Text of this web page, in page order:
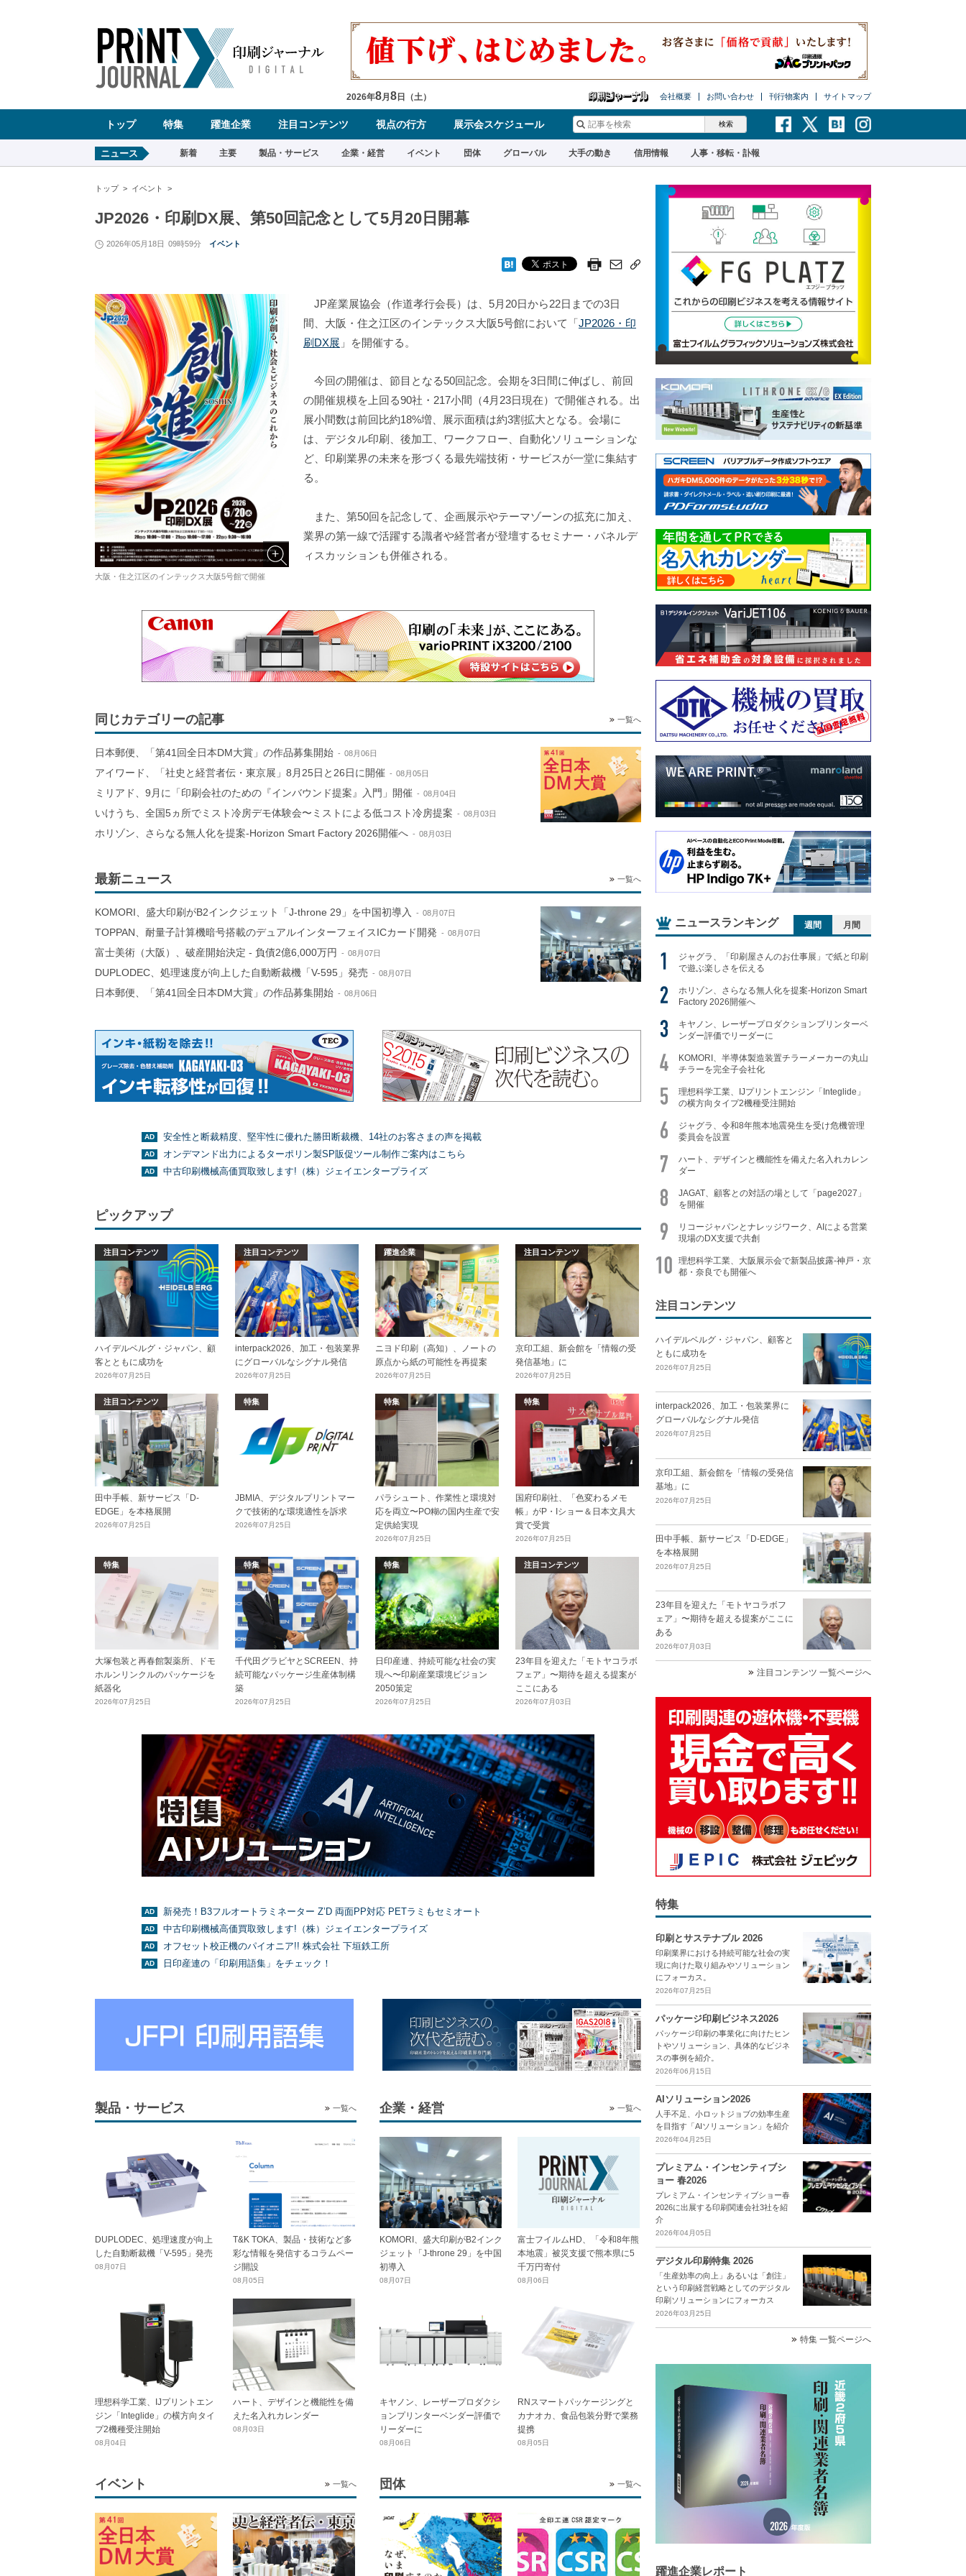
ア
ゲ
ン
2026年8月 8 日（土） 会社概要 お問い合わせ 刊行物案内 サイトマップ
トップ 特集 躍進企業 注目コンテンツ 視点の行方 展示会スケジュール
ニュース 新着 主要 製品・サービス 企業・経営 イベント 団体 グローバル 大手の動き 信用情報 人事・移転・訃報
トップ イベント
JP2026・印刷DX展、第50回記念として5月20日開幕
2026年05月18日 09時59分 イベント
大阪・住之江区のインテックス大阪5号館で開催
JP産業展協会（作道孝行会長）は、5月20日から22日までの3日
間、大阪・住之江区のインテックス大阪5号館において「JP2026・印
刷DX展 」を開催する。
今回の開催は、節目となる50回記念。会期を3日間に伸ばし、前回
の開催規模を上回る90社・217小間（4月23日現在）で開催される。出
展小間数は前回比約18%増、展示面積は約3割拡大となる。会場に
は、デジタル印刷、後加工、ワークフロー、自動化ソリューションな
ど、印刷業界の未来を形づくる最先端技術・サービスが一堂に集結す
る。
また、第50回を記念して、企画展示やテーマゾーンの拡充に加え、
業界の第一線で活躍する識者や経営者が登壇するセミナー・パネルデ
ィスカッションも併催される。
同じカテゴリーの記事 一覧へ
日本郵便、「第41回全日本DM大賞」の作品募集開始 08月06日
アイワード、「社史と経営者伝・東京展」8月25日と26日に開催 08月05日
ミリアド、9月に「印刷会社のための『インバウンド提案』入門」開催 08月04日
いけうち、全国5ヵ所でミスト冷房デモ体験会〜ミストによる低コスト冷房提案 08月03日
ホリゾン、さらなる無人化を提案-Horizon Smart Factory 2026開催へ 08月03日
最新ニュース 一覧へ
KOMORI、盛大印刷がB2インクジェット「J-throne 29」を中国初導入 08月07日
TOPPAN、耐量子計算機暗号搭載のデュアルインターフェイスICカード開発 08月07日
富士美術（大阪）、破産開始決定 - 負債2億6,000万円 08月07日
DUPLODEC、処理速度が向上した自動断裁機「V-595」発売 08月07日
日本郵便、「第41回全日本DM大賞」の作品募集開始 08月06日
安全性と断裁精度、堅牢性に優れた勝田断裁機、14社のお客さまの声を掲載
オンデマンド出力によるターポリン製SP販促ツール制作ご案内はこちら
中古印刷機械高価買取致します!（株）ジェイエンタープライズ
ピックアップ
注目コンテンツ
ハイデルベルグ・ジャパン、顧
客とともに成功を
2026年07月25日
注目コンテンツ
interpack2026、加工・包装業界
にグローバルなシグナル発信
2026年07月25日
躍進企業
ニヨド印刷（高知）、ノートの
原点から紙の可能性を再提案
2026年07月25日
注目コンテンツ
京印工組、新会館を「情報の受
発信基地」に
2026年07月25日
注目コンテンツ
田中手帳、新サービス「D-
EDGE」を本格展開
2026年07月25日
特集
JBMIA、デジタルプリントマー
クで技術的な環境適性を訴求
2026年07月25日
特集
パラシュート、作業性と環境対
応を両立〜PO糊の国内生産で安
定供給実現
2026年07月25日
特集
国府印刷社、「色変わるメモ
帳」がP・Iショー＆日本文具大
賞で受賞
2026年07月25日
特集
大塚包装と再春館製薬所、ドモ
ホルンリンクルのパッケージを
紙器化
2026年07月25日
特集
千代田グラビヤとSCREEN、持
続可能なパッケージ生産体制構
築
2026年07月25日
特集
日印産連、持続可能な社会の実
現へ〜印刷産業環境ビジョン
2050策定
2026年07月25日
注目コンテンツ
23年目を迎えた「モトヤコラボ
フェア」〜期待を超える提案が
ここにある
2026年07月03日
新発売！B3フルオートラミネーター Z’D 両面PP対応 PETラミもセミオート
中古印刷機械高価買取致します!（株）ジェイエンタープライズ
オフセット校正機のパイオニア!! 株式会社 下垣鉄工所
日印産連の「印刷用語集」をチェック！
製品・サービス 一覧へ
DUPLODEC、処理速度が向上
した自動断裁機「V-595」発売
08月07日
T&K TOKA、製品・技術など多
彩な情報を発信するコラムペー
ジ開設
08月05日
理想科学工業、IJプリントエン
ジン「Integlide」の横方向タイ
プ2機種受注開始
08月04日
ハート、デザインと機能性を備
えた名入れカレンダー
08月03日
企業・経営 一覧へ
KOMORI、盛大印刷がB2インク
ジェット「J-throne 29」を中国
初導入
08月07日
富士フイルムHD、「令和8年熊
本地震」被災支援で熊本県に5
千万円寄付
08月06日
キヤノン、レーザープロダクシ
ョンプリンターベンダー評価で
リーダーに
08月06日
RNスマートパッケージングと
カナオカ、食品包装分野で業務
提携
08月05日
イベント 一覧へ 団体 一覧へ
ニュースランキング 週間 月間
ジャグラ、「印刷屋さんのお仕事展」で紙と印刷
で遊ぶ楽しさを伝える
ホリゾン、さらなる無人化を提案-Horizon Smart
Factory 2026開催へ
キヤノン、レーザープロダクションプリンターベ
ンダー評価でリーダーに
KOMORI、半導体製造装置チラーメーカーの丸山
チラーを完全子会社化
理想科学工業、IJプリントエンジン「Integlide」
の横方向タイプ2機種受注開始
ジャグラ、令和8年熊本地震発生を受け危機管理
委員会を設置
ハート、デザインと機能性を備えた名入れカレン
ダー
JAGAT、顧客との対話の場として「page2027」
を開催
リコージャパンとナレッジワーク、AIによる営業
現場のDX支援で共創
理想科学工業、大阪展示会で新製品披露-神戸・京
都・奈良でも開催へ
注目コンテンツ
ハイデルベルグ・ジャパン、顧客と
ともに成功を
2026年07月25日
interpack2026、加工・包装業界に
グローバルなシグナル発信
2026年07月25日
京印工組、新会館を「情報の受発信
基地」に
2026年07月25日
田中手帳、新サービス「D-EDGE」
を本格展開
2026年07月25日
23年目を迎えた「モトヤコラボフ
ェア」〜期待を超える提案がここに
ある
2026年07月03日
注目コンテンツ 一覧ページへ
特集
印刷とサステナブル 2026
印刷業界における持続可能な社会の実
現に向けた取り組みやソリューション
にフォーカス。
2026年07月25日
パッケージ印刷ビジネス2026
パッケージ印刷の事業化に向けたヒン
トやソリューション、具体的なビジネ
スの事例を紹介。
2026年06月15日
AIソリューション2026
人手不足、小ロットジョブの効率生産
を目指す「AIソリューション」を紹介
2026年04月25日
プレミアム・インセンティブシ
ョー 春2026
プレミアム・インセンティブショー春
2026に出展する印刷関連会社3社を紹
介
2026年04月05日
デジタル印刷特集 2026
「生産効率の向上」あるいは「創注」
という印刷経営戦略としてのデジタル
印刷ソリューションにフォーカス
2026年03月25日
特集 一覧ページへ
躍進企業レポート